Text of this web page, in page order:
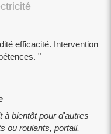
efficacité. Intervention
"
bientôt pour d'autres
ou roulants, portail,